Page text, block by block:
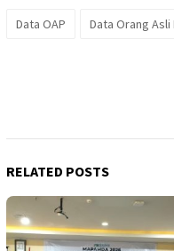
Data OAP Data Orang Asli
RELATED POSTS